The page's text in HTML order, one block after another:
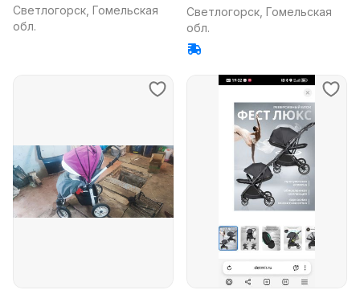
Светлогорск, Гомельская
обл.
Светлогорск, Гомельская
обл.